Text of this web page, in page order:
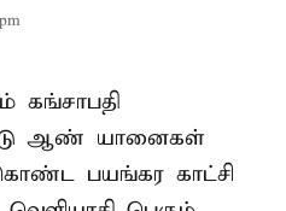
கங்சாபதி
ஆண் யானைகள்
பயங்கர காட்சி